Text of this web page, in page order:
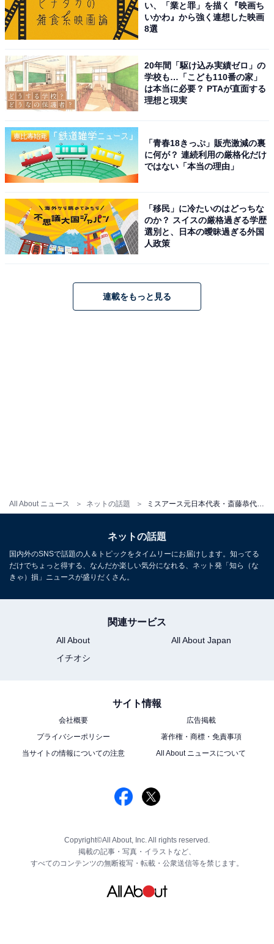
All About ニュース ネットの話題
い、「業と罪」を描く『映画ち
いかわ』から強く連想した映画
8選
20年間「駆け込み実績ゼロ」の
学校も…「こども110番の家」
は本当に必要？ PTAが直面する
理想と現実
「青春18きっぷ」販売激減の裏
に何が？ 連続利用の厳格化だけ
ではない「本当の理由」
「移民」に冷たいのはどっちな
のか？ スイスの厳格過ぎる学歴
選別と、日本の曖昧過ぎる外国
人政策
連載をもっと見る
ネットの話題
国内外のSNSで話題の人＆トピックをタイムリーにお届けします。知ってる
だけでちょっと得する、なんだか楽しい気分になれる、ネット発「知ら（な
きゃ）損」ニュースが盛りだくさん。
関連サービス
All About
All About Japan
イチオシ
サイト情報
会社概要
広告掲載
プライバシーポリシー
著作権・商標・免責事項
当サイトの情報についての注意
All About ニュースについて
Copyright©All About, Inc. All rights reserved.
掲載の記事・写真・イラストなど、
すべてのコンテンツの無断複写・転載・公衆送信等を禁じます。